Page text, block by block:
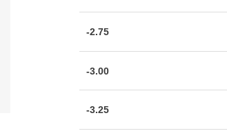
-2.75
-3.00
-3.25